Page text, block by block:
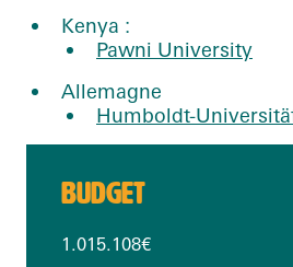
Kenya :
Pawni University
Allemagne
Humboldt-
BUDGET
1.015.108€